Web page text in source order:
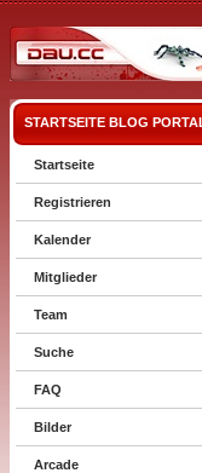
STARTSEITE BLOG
Startseite
Registrieren
Kalender
Mitglieder
Team
Suche
FAQ
Bilder
Arcade